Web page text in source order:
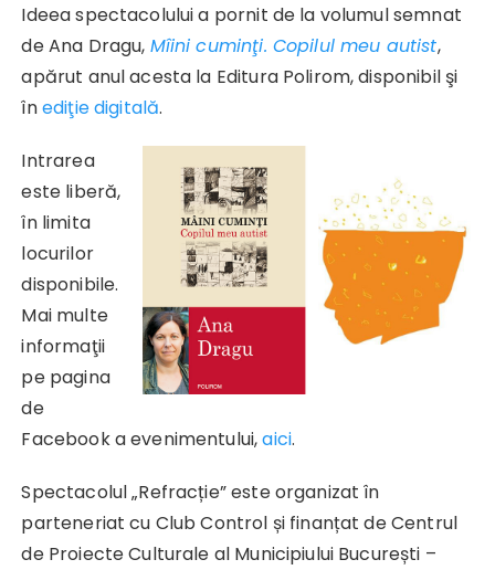
Ideea spectacolului a pornit de la volumul semnat
de Ana Dragu, Mîini cuminţi. Copilul meu autist,
apărut anul acesta la Editura Polirom, disponibil şi
înediţie digitală.
Intrarea
este liberă,
în limita
locurilor
disponibile.
Mai multe
informaţii
pe pagina
de
Facebook a evenimentului,aici.
Spectacolul „Refracție” este organizat în
parteneriat cu Club Control și finanțat de Centrul
de Proiecte Culturale al Municipiului București –